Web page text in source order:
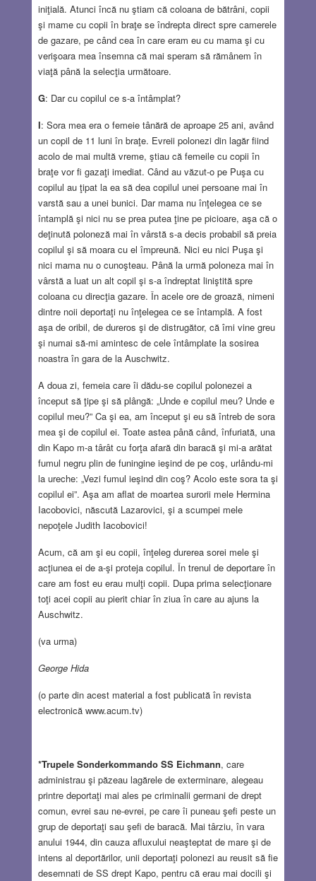
iniţială. Atunci încă nu ştiam că coloana de bătrâni, copii
şi mame cu copii în braţe se îndrepta direct spre camerele
de gazare, pe când cea în care eram eu cu mama şi cu
verişoara mea însemna că mai speram să rămânem în
viaţă până la selecţia următoare.
G: Dar cu copilul ce s-a întâmplat?
I: Sora mea era o femeie tânără de aproape 25 ani, având
un copil de 11 luni în braţe. Evreii polonezi din lagăr fiind
acolo de mai multă vreme, ştiau că femeile cu copii în
braţe vor fi gazaţi imediat. Când au văzut-o pe Puşa cu
copilul au ţipat la ea să dea copilul unei persoane mai în
varstă sau a unei bunici. Dar mama nu înţelegea ce se
întamplă şi nici nu se prea putea ţine pe picioare, aşa că o
deţinută poloneză mai în vârstă s-a decis probabil să preia
copilul şi să moara cu el împreună. Nici eu nici Puşa şi
nici mama nu o cunoşteau. Până la urmă poloneza mai în
vârstă a luat un alt copil şi s-a îndreptat liniştită spre
coloana cu direcţia gazare. În acele ore de groază, nimeni
dintre noii deportaţi nu înţelegea ce se întamplă. A fost
aşa de oribil, de dureros şi de distrugător, că îmi vine greu
şi numai să-mi amintesc de cele întâmplate la sosirea
noastra în gara de la Auschwitz.
A doua zi, femeia care îi dădu-se copilul polonezei a
început să ţipe şi să plângă: „Unde e copilul meu? Unde e
copilul meu?” Ca şi ea, am început şi eu să întreb de sora
mea şi de copilul ei. Toate astea până când, înfuriată, una
din Kapo m-a târât cu forţa afară din baracă şi mi-a arătat
fumul negru plin de funingine ieşind de pe coş, urlându-mi
la ureche: „Vezi fumul ieşind din coş? Acolo este sora ta şi
copilul ei”. Aşa am aflat de moartea surorii mele Hermina
Iacobovici, născută Lazarovici, şi a scumpei mele
nepoţele Judith Iacobovici!
Acum, că am şi eu copii, înţeleg durerea sorei mele şi
acţiunea ei de a-şi proteja copilul. În trenul de deportare în
care am fost eu erau mulţi copii. Dupa prima selecţionare
toţi acei copii au pierit chiar în ziua în care au ajuns la
Auschwitz.
(va urma)
George Hida
(o parte din acest material a fost publicată în revista
electronică www.acum.tv)
*Trupele Sonderkommando SS Eichmann, care
administrau şi păzeau lagărele de exterminare, alegeau
printre deportaţi mai ales pe criminalii germani de drept
comun, evrei sau ne-evrei, pe care îi puneau şefi peste un
grup de deportaţi sau şefi de baracă. Mai târziu, în vara
anului 1944, din cauza afluxului neaşteptat de mare şi de
intens al deportărilor, unii deportaţi polonezi au reusit să fie
desemnati de SS drept Kapo, pentru că erau mai docili şi